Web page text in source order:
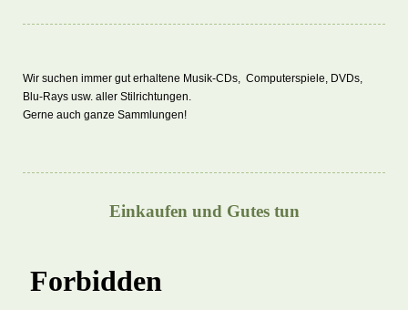
Wir suchen immer gut erhaltene Musik-CDs, Computerspiele, DVDs,
Blu-Rays usw. aller Stilrichtungen.
Gerne auch ganze Sammlungen!
Einkaufen und Gutes tun